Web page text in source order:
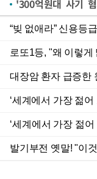
'300억원대 사기